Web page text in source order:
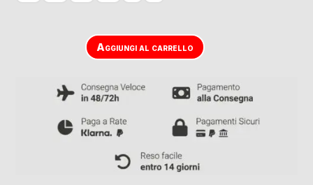
Aggiungi al carrello